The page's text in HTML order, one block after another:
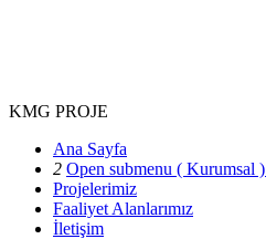
KMG PROJE
Ana Sayfa
2 Open submenu ( Kurumsal )
Projelerimiz
Faaliyet Alanlarımız
İletişim